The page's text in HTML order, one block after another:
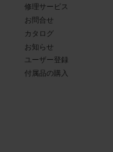
しないこと
有用性、最新性、第三者
修理サービス
お問合せ
カタログ
お知らせ
ユーザー登録
付属品の購入